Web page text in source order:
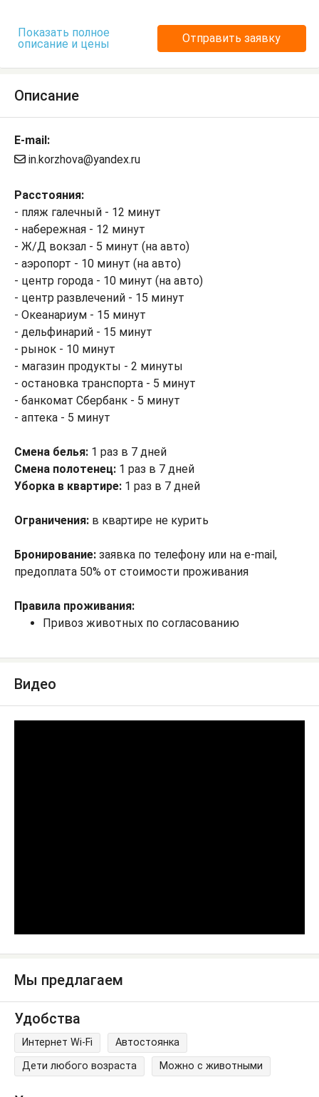
Показать полное
описание и цены
Отправить заявку
Описание
E-mail:
in.korzhova@yandex.ru
Расстояния:
- пляж галечный - 12 минут
- набережная - 12 минут
- Ж/Д вокзал - 5 минут (на авто)
- аэропорт - 10 минут (на авто)
- центр города - 10 минут (на авто)
- центр развлечений - 15 минут
- Океанариум - 15 минут
- дельфинарий - 15 минут
- рынок - 10 минут
- магазин продукты - 2 минуты
- остановка транспорта - 5 минут
- банкомат Сбербанк - 5 минут
- аптека - 5 минут
Смена белья: 1 раз в 7 дней
Смена полотенец: 1 раз в 7 дней
Уборка в квартире: 1 раз в 7 дней
Ограничения: в квартире не курить
Бронирование: заявка по телефону или на e-mail,
предоплата 50% от стоимости проживания
Правила проживания:
Привоз животных по согласованию
Видео
Мы предлагаем
Удобства
Интернет Wi-Fi
Автостоянка
Дети любого возраста
Можно с животными